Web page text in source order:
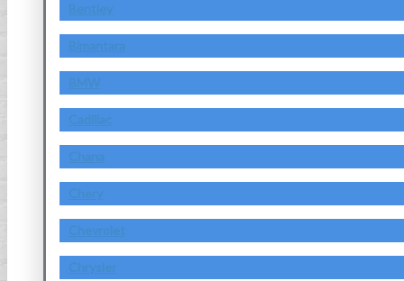
Bentley
Bimantara
BMW
Cadillac
Chana
Chery
Chevrolet
Chrysler